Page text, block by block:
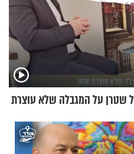
שטרן על המגבלה שלא עוצרת